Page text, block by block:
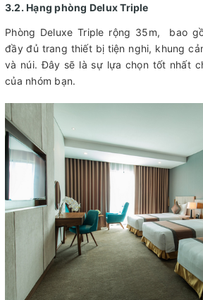
3.2. Hạng phòng Delux Triple
Phòng Deluxe Triple rộng 35m, bao
đầy đủ trang thiết bị tiện nghi, khung
và núi. Đây sẽ là sự lựa chọn tốt nhất
của nhóm bạn.